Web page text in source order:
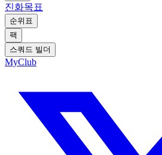
진화목표
순위표
팩
스쿼드 빌더
MyClub